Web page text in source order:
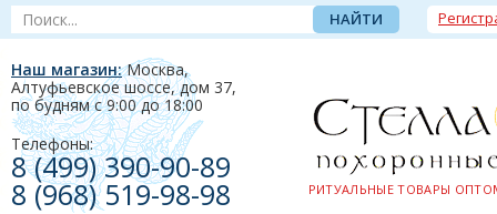
РИТУАЛЬНЫЕ ТОВАРЫ
Наш магазин:Москва,
Алтуфьевское шоссе, дом 37,
по будням c 9:00 до 18:00
Телефоны:
8 (499) 390-90-89
8 (968) 519-98-98